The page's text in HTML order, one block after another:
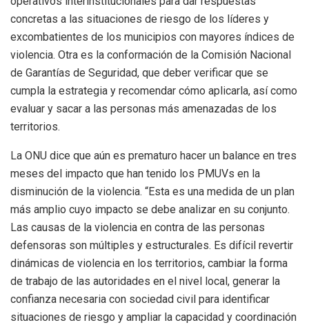
concretas a las situaciones de riesgo de los líderes y
excombatientes de los municipios con mayores índices de
violencia. Otra es la conformación de la Comisión Nacional
de Garantías de Seguridad, que deber verificar que se
cumpla la estrategia y recomendar cómo aplicarla, así como
evaluar y sacar a las personas más amenazadas de los
territorios.
La ONU dice que aún es prematuro hacer un balance en tres
meses del impacto que han tenido los PMUVs en la
disminución de la violencia. “Esta es una medida de un plan
más amplio cuyo impacto se debe analizar en su conjunto.
Las causas de la violencia en contra de las personas
defensoras son múltiples y estructurales. Es difícil revertir
dinámicas de violencia en los territorios, cambiar la forma
de trabajo de las autoridades en el nivel local, generar la
confianza necesaria con sociedad civil para identificar
situaciones de riesgo y ampliar la capacidad y coordinación